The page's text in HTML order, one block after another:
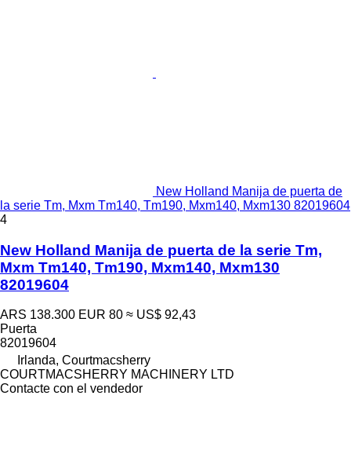
New Holland Manija de puerta de
la serie Tm, Mxm Tm140, Tm190, Mxm140, Mxm130 82019604
4
New Holland Manija de puerta de la serie Tm,
Mxm Tm140, Tm190, Mxm140, Mxm130
82019604
ARS 138.300 EUR 80 ≈ US$ 92,43
Puerta
82019604
Irlanda, Courtmacsherry
COURTMACSHERRY MACHINERY LTD
Contacte con el vendedor